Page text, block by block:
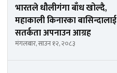
भारतले धौलीगंगा बाँध खोल्दै,
महाकाली किनारका बासिन्दालाई
सतर्कता अपनाउन आग्रह
मंगलबार, साउन १२, २०८३